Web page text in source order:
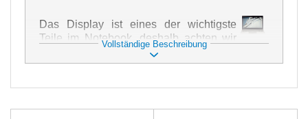
Das Display ist eines der wichtigste
Teile im Notebook, deshalb achten wir
auf höchste Qualität dieses Ersatzteils.
Er dient zur Darstellung von Texten und
schnell, deshalb ist es wichtig, mit dem
Vollständige Beschreibung